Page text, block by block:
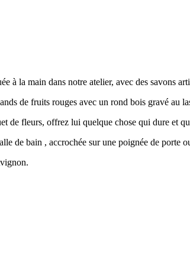
à la main dans notre atelier, avec des savons
de fruits rouges avec un rond bois gravé au
de fleurs, offrez lui quelque chose qui dure et
de bain , accrochée sur une poignée de porte